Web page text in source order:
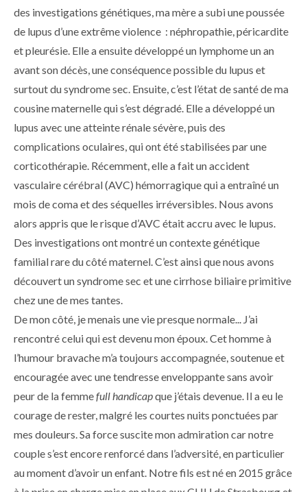
des investigations génétiques, ma mère a subi une poussée
de lupus d’une extrême violence : néphropathie, péricardite
et pleurésie. Elle a ensuite développé un lymphome un an
avant son décès, une conséquence possible du lupus et
surtout du syndrome sec. Ensuite, c’est l’état de santé de ma
cousine maternelle qui s’est dégradé. Elle a développé un
lupus avec une atteinte rénale sévère, puis des
complications oculaires, qui ont été stabilisées par une
corticothérapie. Récemment, elle a fait un accident
vasculaire cérébral (AVC) hémorragique qui a entraîné un
mois de coma et des séquelles irréversibles. Nous avons
alors appris que le risque d’AVC était accru avec le lupus.
Des investigations ont montré un contexte génétique
familial rare du côté maternel. C’est ainsi que nous avons
découvert un syndrome sec et une cirrhose biliaire primitive
chez une de mes tantes.
De mon côté, je menais une vie presque normale... J’ai
rencontré celui qui est devenu mon époux. Cet homme à
l’humour bravache m’a toujours accompagnée, soutenue et
encouragée avec une tendresse enveloppante sans avoir
peur de la femmefull handicapque j’étais devenue. Il a eu le
courage de rester, malgré les courtes nuits ponctuées par
mes douleurs. Sa force suscite mon admiration car notre
couple s’est encore renforcé dans l’adversité, en particulier
au moment d’avoir un enfant. Notre fils est né en 2015 grâce